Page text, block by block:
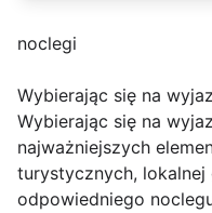
noclegi
Wybierając się na
Wybierając się na
najważniejszych
turystycznych,
odpowiedniego